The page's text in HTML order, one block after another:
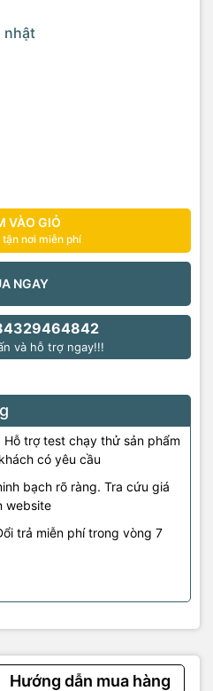
nhật
VÀO GIỎ
tận nơi miễn phí
NGAY
và hỗ trợ ngay!!!
trợ test chạy thử sản phẩm
có yêu cầu
bạch rõ ràng. Tra cứu giá
website
trả miễn phí trong vòng 7
Hướng dẫn mua hàng